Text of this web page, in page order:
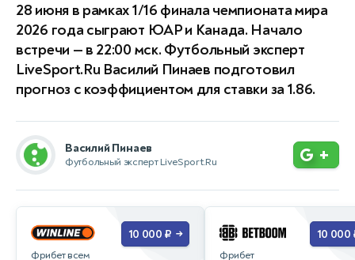
28 июня в рамках 1/16 финала чемпионата мира
2026 года сыграют ЮАР и Канада. Начало
встречи — в 22:00 мск. Футбольный эксперт
LiveSport.Ru Василий Пинаев подготовил
прогноз с коэффициентом для ставки за 1.86.
Василий Пинаев
Футбольный эксперт LiveSport.Ru +
Фрибет всем
10 000 ₽ →
Фрибет
10 000